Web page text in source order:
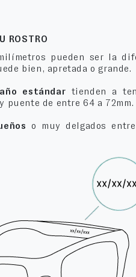
ROSTRO
pueden ser la
bien, apretada o grande.
estándar tienden a
puente de entre 64 a 72mm.
o muy delgados